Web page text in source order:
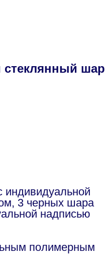
шар
индивидуальной
3 черных шара
надписью
полимерным